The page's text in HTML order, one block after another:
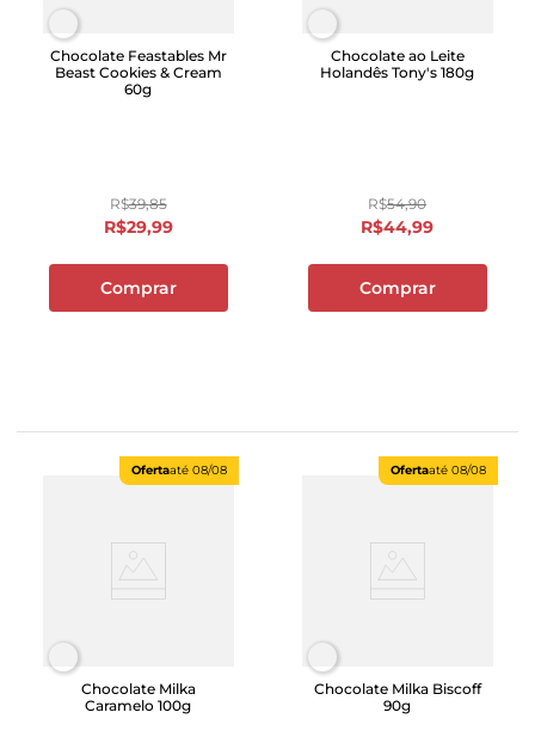
Chocolate Feastables Mr
Beast Cookies & Cream
60g
R$39,85
R$29,99
Comprar
Chocolate ao Leite
Holandês Tony's 180g
R$54,90
R$44,99
Comprar
Ofertaaté 08/08
Chocolate Milka
Caramelo 100g
Ofertaaté 08/08
Chocolate Milka Biscoff
90g